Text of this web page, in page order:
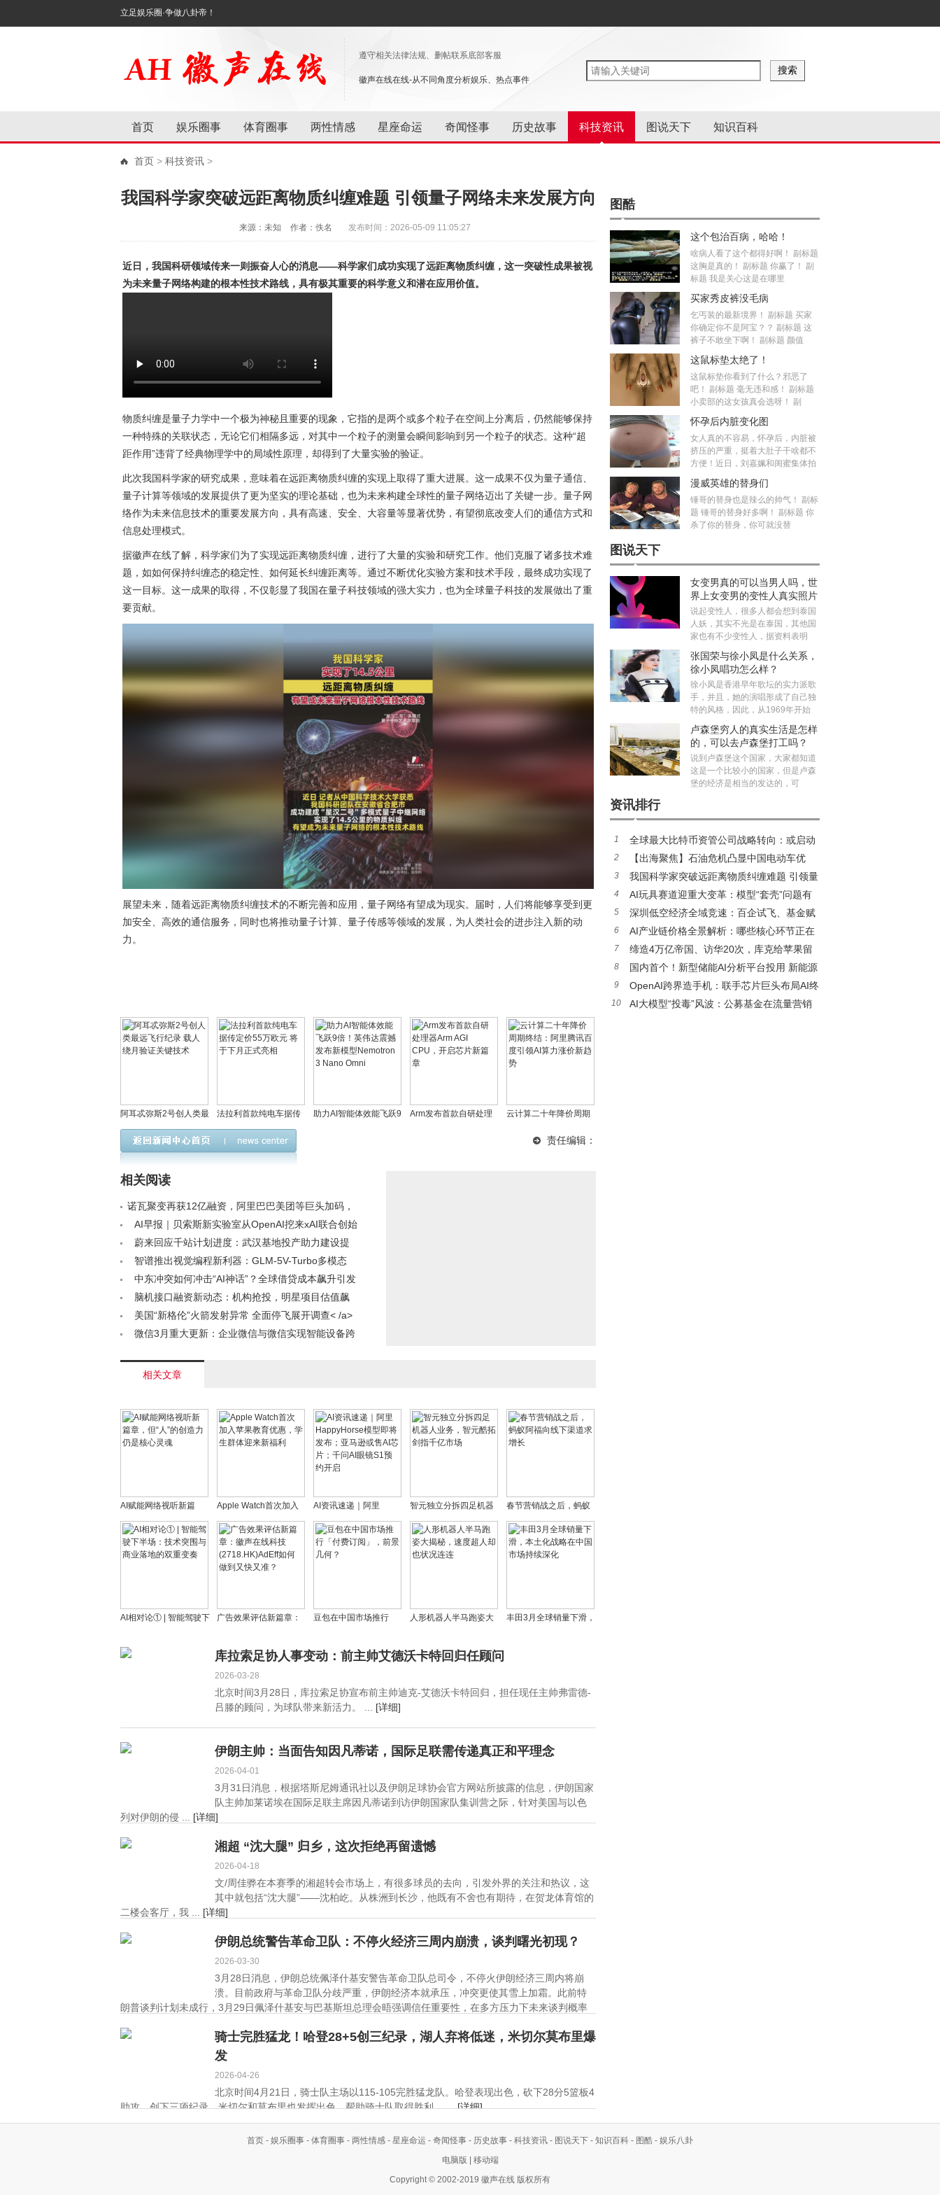
立足娱乐圈·争做八卦帝！
遵守相关法律法规、删帖联系底部客服
徽声在线在线-从不同角度分析娱乐、热点事件
首页 娱乐圈事 体育圈事 两性情感 星座命运 奇闻怪事 历史故事 科技资讯 图说天下 知识百科
首页 > 科技资讯 >
我国科学家突破远距离物质纠缠难题 引领量子网络未来发展方向
来源：未知 作者：佚名 发布时间：2026-05-09 11:05:27
近日，我国科研领域传来一则振奋人心的消息——科学家们成功实现了远距离物质纠缠，这一突破性成果被视
为未来量子网络构建的根本性技术路线，具有极其重要的科学意义和潜在应用价值。
物质纠缠是量子力学中一个极为神秘且重要的现象，它指的是两个或多个粒子在空间上分离后，仍然能够保持
一种特殊的关联状态，无论它们相隔多远，对其中一个粒子的测量会瞬间影响到另一个粒子的状态。这种“超
距作用”违背了经典物理学中的局域性原理，却得到了大量实验的验证。
此次我国科学家的研究成果，意味着在远距离物质纠缠的实现上取得了重大进展。这一成果不仅为量子通信、
量子计算等领域的发展提供了更为坚实的理论基础，也为未来构建全球性的量子网络迈出了关键一步。量子网
络作为未来信息技术的重要发展方向，具有高速、安全、大容量等显著优势，有望彻底改变人们的通信方式和
信息处理模式。
据徽声在线了解，科学家们为了实现远距离物质纠缠，进行了大量的实验和研究工作。他们克服了诸多技术难
题，如如何保持纠缠态的稳定性、如何延长纠缠距离等。通过不断优化实验方案和技术手段，最终成功实现了
这一目标。这一成果的取得，不仅彰显了我国在量子科技领域的强大实力，也为全球量子科技的发展做出了重
要贡献。
展望未来，随着远距离物质纠缠技术的不断完善和应用，量子网络有望成为现实。届时，人们将能够享受到更
加安全、高效的通信服务，同时也将推动量子计算、量子传感等领域的发展，为人类社会的进步注入新的动
力。
阿耳忒弥斯2号创人类最
远飞行纪录 载人绕月验
证关键技术
法拉利首款纯电车据传
定价55万欧元 将于下月
助力AI智能体效能飞跃9
Arm发布首款自研处理
云计算二十年降价周期
领AI算力涨价新趋势
责任编辑：
相关阅读
诺瓦聚变再获12亿融资，阿里巴巴美团等巨头加码，
民营核聚变迎新篇章< /a>
AI早报｜贝索斯新实验室从OpenAI挖来xAI联合创始
人；谷歌发布AI心理健康支持更新< /a>
蔚来回应千站计划进度：武汉基地投产助力建设提
速，最迟2025年初完成< /a>
智谱推出视觉编程新利器：GLM-5V-Turbo多模态
Coding模型< /a>
中东冲突如何冲击“AI神话”？全球借贷成本飙升引发
连锁反应< /a>
脑机接口融资新动态：机构抢投，明星项目估值飙
升，新兴技术路径引关注< /a>
美国“新格伦”火箭发射异常 全面停飞展开调查< /a>
微信3月重大更新：企业微信与微信实现智能设备跨
相关文章
AI赋能网络视听新篇
章，但“人”的创造力仍是
核心灵魂
Apple Watch首次加入
苹果教育优惠，学生群
体迎来新福利
AI资讯速递｜阿里
HappyHorse模型即将
发布；亚马逊或售AI芯
片；千问AI眼镜S1预约
智元独立分拆四足机器
人业务，智元酷拓剑指
千亿市场
春节营销战之后，蚂蚁
阿福向线下渠道求增长
AI相对论① | 智能驾驶下
落地的双重变奏
广告效果评估新篇章：
(2718.HK)AdEff如何做
到又快又准？
豆包在中国市场推行
何？
人形机器人半马跑姿大
况连连
丰田3月全球销量下滑，
库拉索足协人事变动：前主帅艾德沃卡特回归任顾问
2026-03-28
北京时间3月28日，库拉索足协宣布前主帅迪克-艾德沃卡特回归，担任现任主帅弗雷德-
吕滕的顾问，为球队带来新活力。 ... [详细]
伊朗主帅：当面告知因凡蒂诺，国际足联需传递真正和平理念
2026-04-01
3月31日消息，根据塔斯尼姆通讯社以及伊朗足球协会官方网站所披露的信息，伊朗国家
队主帅加莱诺埃在国际足联主席因凡蒂诺到访伊朗国家队集训营之际，针对美国与以色
列对伊朗的侵 ... [详细]
湘超 “沈大腿” 归乡，这次拒绝再留遗憾
2026-04-18
文/周佳骅在本赛季的湘超转会市场上，有很多球员的去向，引发外界的关注和热议，这
其中就包括“沈大腿”——沈柏屹。从株洲到长沙，他既有不舍也有期待，在贺龙体育馆的
二楼会客厅，我 ... [详细]
伊朗总统警告革命卫队：不停火经济三周内崩溃，谈判曙光初现？
2026-03-30
3月28日消息，伊朗总统佩泽什基安警告革命卫队总司令，不停火伊朗经济三周内将崩
溃。目前政府与革命卫队分歧严重，伊朗经济本就承压，冲突更使其雪上加霜。此前特
朗普谈判计划未成行，3月29日佩泽什基安与巴基斯坦总理会晤强调信任重要性，在多方压力下未来谈判概率
骑士完胜猛龙！哈登28+5创三纪录，湖人弃将低迷，米切尔莫布里爆
发
2026-04-26
北京时间4月21日，骑士队主场以115-105完胜猛龙队。哈登表现出色，砍下28分5篮板4
助攻，创下三项纪录。米切尔和莫布里也发挥出色，帮助骑士队取得胜利。 ...[详细]
图酷
这个包治百病，哈哈！
啥病人看了这个都得好啊！ 副标题
这胸是真的！ 副标题 你赢了！ 副
标题 我是关心这是在哪里
买家秀皮裤没毛病
乞丐装的最新境界！ 副标题 买家
你确定你不是阿宝？？ 副标题 这
裤子不敢坐下啊！ 副标题 颜值
这鼠标垫太绝了！
这鼠标垫你看到了什么？邪恶了
吧！ 副标题 毫无违和感！ 副标题
小卖部的这女孩真会选呀！ 副
怀孕后内脏变化图
女人真的不容易，怀孕后，内脏被
挤压的严重，挺着大肚子干啥都不
方便！近日，刘嘉姵和闺蜜集体拍
漫威英雄的替身们
锤哥的替身也是辣么的帅气！ 副标
题 锤哥的替身好多啊！ 副标题 你
杀了你的替身，你可就没替
图说天下
女变男真的可以当男人吗，世
界上女变男的变性人真实照片
说起变性人，很多人都会想到泰国
人妖，其实不光是在泰国，其他国
家也有不少变性人，据资料表明
张国荣与徐小凤是什么关系，
徐小凤唱功怎么样？
徐小凤是香港早年歌坛的实力派歌
手，并且，她的演唱形成了自己独
特的风格，因此，从1969年开始
卢森堡穷人的真实生活是怎样
的，可以去卢森堡打工吗？
说到卢森堡这个国家，大家都知道
这是一个比较小的国家，但是卢森
堡的经济是相当的发达的，可
资讯排行
1
全球最大比特币资管公司战略转向：或启动
大规模抛售计划
2
【出海聚焦】石油危机凸显中国电动车优
势，性价比之外更有硬实力
3
我国科学家突破远距离物质纠缠难题 引领量
子网络未来发展方向
4
AI玩具赛道迎重大变革：模型“套壳”问题有
望短期解决，智能体研发加速推进
5
深圳低空经济全域竞速：百企试飞、基金赋
能、标准引领
6
AI产业链价格全景解析：哪些核心环节正在
经历涨价潮？
7
缔造4万亿帝国、访华20次，库克给苹果留
下了什么遗产
8
国内首个！新型储能AI分析平台投用 新能源
消纳电量提升30%
9
OpenAI跨界造手机：联手芯片巨头布局AI终
端，2028年能否改写行业格局？
10
AI大模型“投毒”风波：公募基金在流量营销
首页 - 娱乐圈事 - 体育圈事 - 两性情感 - 星座命运 - 奇闻怪事 - 历史故事 - 科技资讯 - 图说天下 - 知识百科 - 图酷 - 娱乐八卦
电脑版
移动端
Copyright © 2002-2019 徽声在线 版权所有